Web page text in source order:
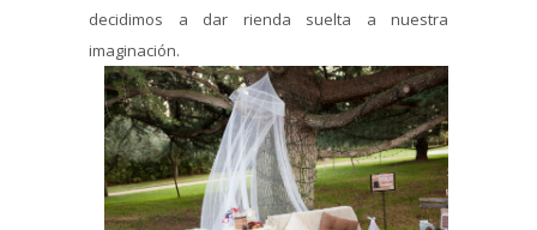
decidimos a dar rienda suelta a nuestra
imaginación.